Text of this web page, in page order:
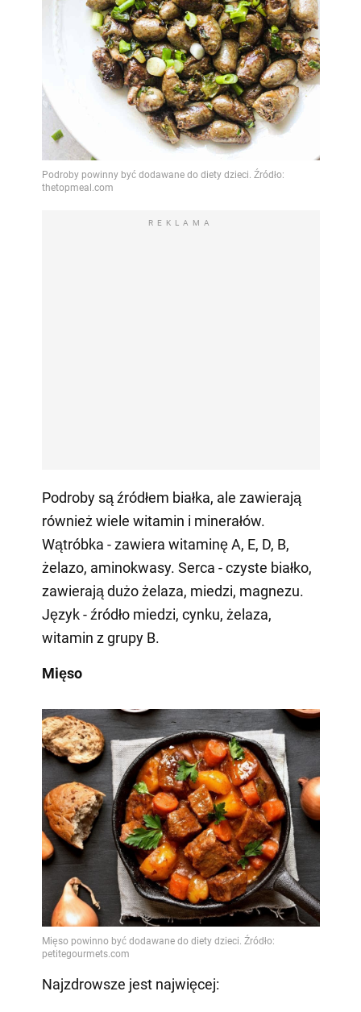
REKLAMA
Podroby są źródłem białka, ale zawierają
również wiele witamin i minerałów.
Wątróbka - zawiera witaminę A, E, D, B,
żelazo, aminokwasy. Serca - czyste białko,
zawierają dużo żelaza, miedzi, magnezu.
Język - źródło miedzi, cynku, żelaza,
witamin z grupy B.
Mięso
Najzdrowsze jest najwięcej: